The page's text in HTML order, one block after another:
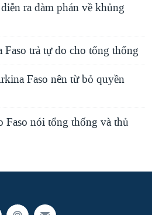
ra đàm phán về khủng
Faso trả tự do cho tổng thống
Faso nên từ bỏ quyền
Faso nói tổng thống và thủ